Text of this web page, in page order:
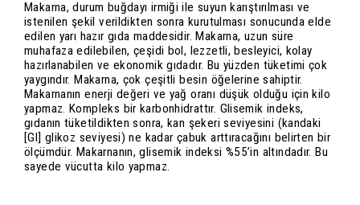
Makarna, durum buğdayı irmiği ile suyun karıştırılması ve
istenilen şekil verildikten sonra kurutulması sonucunda elde
edilen yarı hazır gıda maddesidir. Makarna, uzun süre
muhafaza edilebilen, çeşidi bol, lezzetli, besleyici, kolay
hazırlanabilen ve ekonomik gıdadır. Bu yüzden tüketimi çok
yaygındır. Makarna, çok çeşitli besin öğelerine sahiptir.
Makarnanın enerji değeri ve yağ oranı düşük olduğu için kilo
yapmaz. Kompleks bir karbonhidrattır. Glisemik indeks,
gıdanın tüketildikten sonra, kan şekeri seviyesini (kandaki
[GI] glikoz seviyesi) ne kadar çabuk arttıracağını belirten bir
ölçümdür. Makarnanın, glisemik indeksi %55’in altındadır. Bu
sayede vücutta kilo yapmaz.